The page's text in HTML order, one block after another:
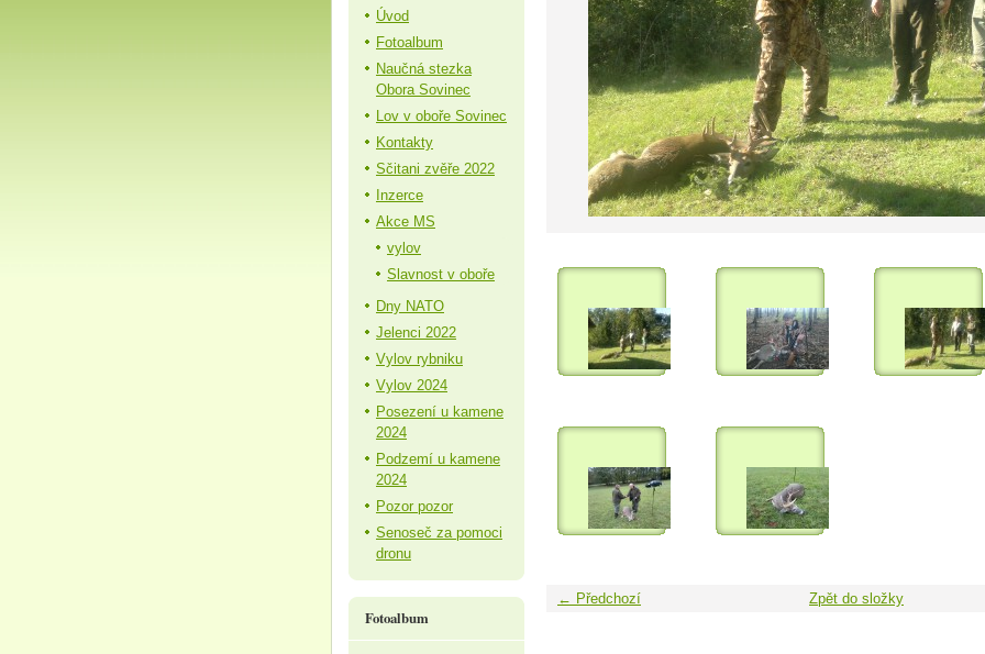
← Předchozí Zpět do složky
Úvod
Fotoalbum
Naučná stezka
Obora Sovinec
Lov v oboře Sovinec
Kontakty
Sčitani zvěře 2022
Inzerce
Akce MS
vylov
Slavnost v oboře
Dny NATO
Jelenci 2022
Vylov rybniku
Vylov 2024
Posezení u kamene
2024
Podzemí u kamene
2024
Pozor pozor
Senoseč za pomoci
dronu
Fotoalbum